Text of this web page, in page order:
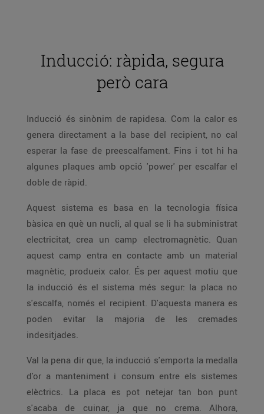
Inducció: ràpida, segura
però cara
Inducció és sinònim de rapidesa. Com la calor es
genera directament a la base del recipient, no cal
esperar la fase de preescalfament. Fins i tot hi ha
algunes plaques amb opció 'power' per escalfar el
doble de ràpid.
Aquest sistema es basa en la tecnologia física
bàsica en què un nucli, al qual se li ha subministrat
electricitat, crea un camp electromagnètic. Quan
aquest camp entra en contacte amb un material
magnètic, produeix calor. És per aquest motiu que
la inducció és el sistema més segur: la placa no
s'escalfa, només el recipient. D'aquesta manera es
poden evitar la majoria de les cremades
indesitjades.
Val la pena dir que, la inducció s'emporta la medalla
d'or a manteniment i consum entre els sistemes
elèctrics. La placa es pot netejar tan bon punt
s'acaba de cuinar, ja que no crema. Alhora,